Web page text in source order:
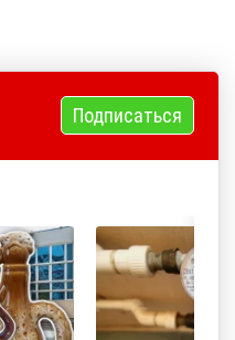
Подписаться